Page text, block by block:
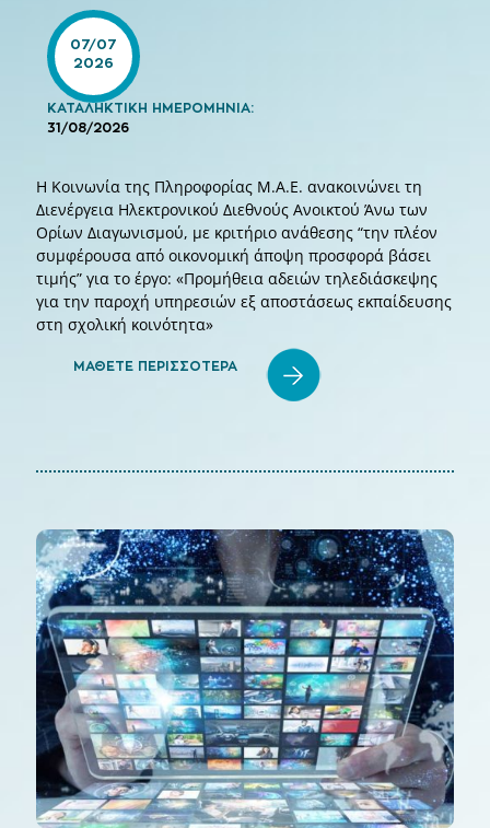
07/07
2026
ΚΑΤΑΛΗΚΤΙΚΗ ΗΜΕΡΟΜΗΝΙΑ:
31/08/2026
Η Κοινωνία της Πληροφορίας Μ.Α.Ε. ανακοινώνει τη
Διενέργεια Ηλεκτρονικού Διεθνούς Ανοικτού Άνω των
Ορίων Διαγωνισμού, με κριτήριο ανάθεσης “την πλέον
συμφέρουσα από οικονομική άποψη προσφορά βάσει
τιμής” για το έργο: «Προμήθεια αδειών τηλεδιάσκεψης
για την παροχή υπηρεσιών εξ αποστάσεως εκπαίδευσης
στη σχολική κοινότητα»
ΜΑΘΕΤΕ ΠΕΡΙΣΣΟΤΕΡΑ